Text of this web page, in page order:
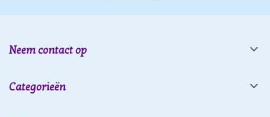
Neem contact op
Categorieën